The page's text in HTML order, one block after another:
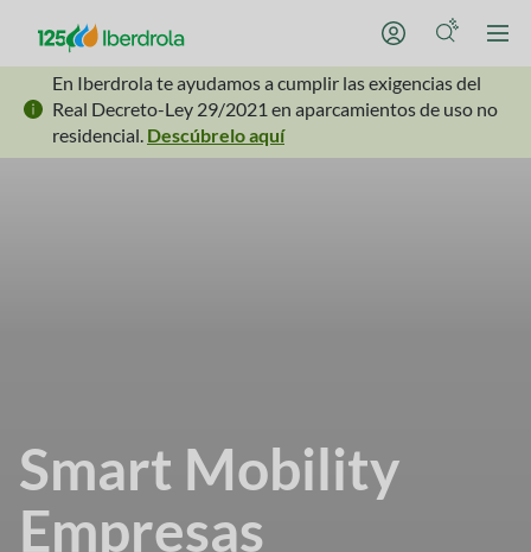
En Iberdrola te ayudamos a cumplir las exigencias del
Real Decreto-Ley 29/2021 en aparcamientos de uso no
residencial. Descúbrelo aquí
Smart Mobility
Empresas